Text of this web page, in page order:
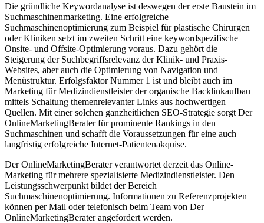
Die gründliche Keywordanalyse ist deswegen der erste Baustein im
Suchmaschinenmarketing. Eine erfolgreiche
Suchmaschinenoptimierung zum Beispiel für plastische Chirurgen
oder Kliniken setzt im zweiten Schritt eine keywordspezifische
Onsite- und Offsite-Optimierung voraus. Dazu gehört die
Steigerung der Suchbegriffsrelevanz der Klinik- und Praxis-
Websites, aber auch die Optimierung von Navigation und
Menüstruktur. Erfolgsfaktor Nummer 1 ist und bleibt auch im
Marketing für Medizindienstleister der organische Backlinkaufbau
mittels Schaltung themenrelevanter Links aus hochwertigen
Quellen. Mit einer solchen ganzheitlichen SEO-Strategie sorgt Der
OnlineMarketingBerater für prominente Rankings in den
Suchmaschinen und schafft die Voraussetzungen für eine auch
langfristig erfolgreiche Internet-Patientenakquise.
Der OnlineMarketingBerater verantwortet derzeit das Online-
Marketing für mehrere spezialisierte Medizindienstleister. Den
Leistungsschwerpunkt bildet der Bereich
Suchmaschinenoptimierung. Informationen zu Referenzprojekten
können per Mail oder telefonisch beim Team von Der
OnlineMarketingBerater angefordert werden.